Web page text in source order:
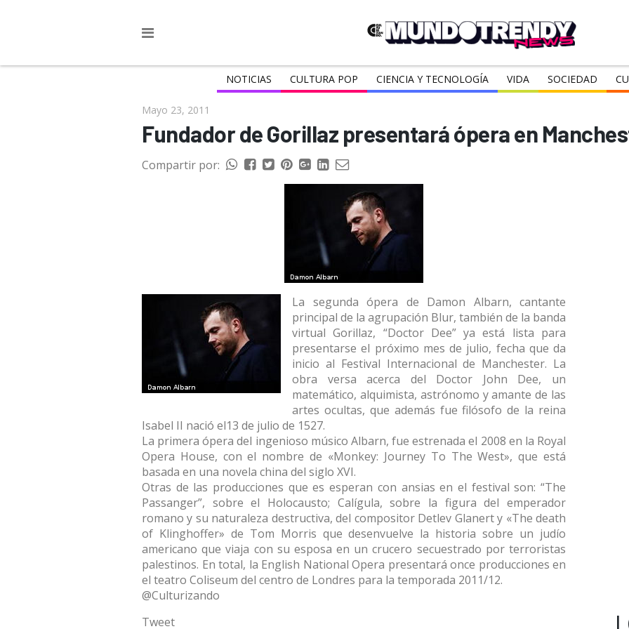
NOTICIAS CULTURA POP CIENCIA Y TECNOLOGÍA VIDA SOCIEDAD
Mayo 23, 2011
Fundador de Gorillaz presentará ópera en
Compartir por:
La segunda ópera de Damon Albarn, cantante
principal de la agrupación Blur, también de la banda
virtual Gorillaz, “Doctor Dee” ya está lista para
presentarse el próximo mes de julio, fecha que da
inicio al Festival Internacional de Manchester. La
obra versa acerca del Doctor John Dee, un
matemático, alquimista, astrónomo y amante de las
artes ocultas, que además fue filósofo de la reina
Isabel II nació el13 de julio de 1527.
La primera ópera del ingenioso músico Albarn, fue estrenada el 2008 en la Royal
Opera House, con el nombre de «Monkey: Journey To The West», que está
basada en una novela china del siglo XVI.
Otras de las producciones que es esperan con ansias en el festival son: “The
Passanger”, sobre el Holocausto; Calígula, sobre la figura del emperador
romano y su naturaleza destructiva, del compositor Detlev Glanert y «The death
of Klinghoffer» de Tom Morris que desenvuelve la historia sobre un judío
americano que viaja con su esposa en un crucero secuestrado por terroristas
palestinos. En total, la English National Opera presentará once producciones en
el teatro Coliseum del centro de Londres para la temporada 2011/12.
@Culturizando
Tweet